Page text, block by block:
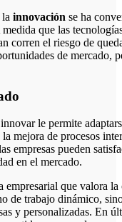
innovación se ha
que las
corren el riesgo de
de mercado,
le permite
mejora de procesos
empresas pueden
en el mercado.
que valora
de trabajo dinámico,
y personalizadas. En